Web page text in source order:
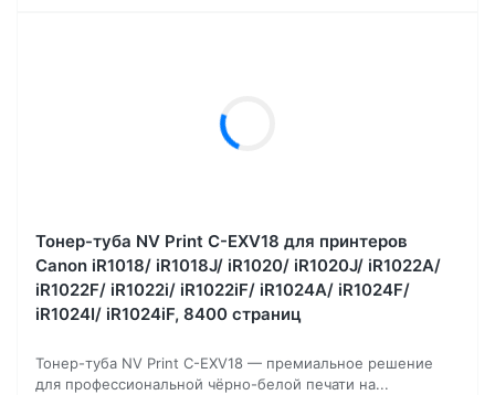
Тонер-туба NV Print C-EXV18 для принтеров
Canon iR1018/ iR1018J/ iR1020/ iR1020J/ iR1022A/
iR1022F/ iR1022i/ iR1022iF/ iR1024A/ iR1024F/
iR1024I/ iR1024iF, 8400 страниц
Тонер-туба NV Print C-EXV18 — премиальное решение
для профессиональной чёрно-белой печати на...